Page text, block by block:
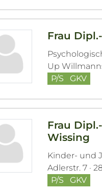
Frau
Up
P/S
GKV
Frau
Wissing
Kinder- und
Adlerstr. 7 ·
P/S
GKV